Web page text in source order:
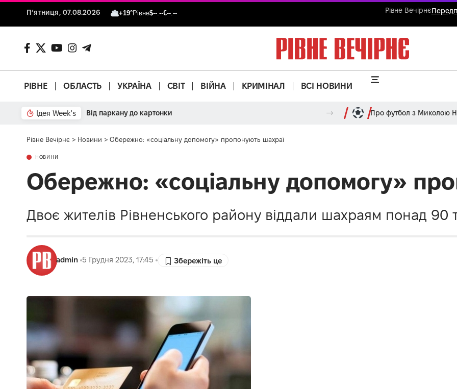
П’ятниця, 07.08.2026 +19°Рівне$--.--€--.-- Рівне Вечірнє
РІВНЕ ОБЛАСТЬ УКРАЇНА СВІТ ВІЙНА КРИМІНАЛ ВСІ НОВИНИ
Ідея Week's Від паркану до картонки Про футбол з Миколою
Рівне Вечірнє > Новини > Обережно: «соціальну допомогу» пропонують шахраї
НОВИНИ
Обережно: «соціальну допомогу»
Двоє жителів Рівненського району віддали шахраям понад 90
admin 5 Грудня 2023, 17:45